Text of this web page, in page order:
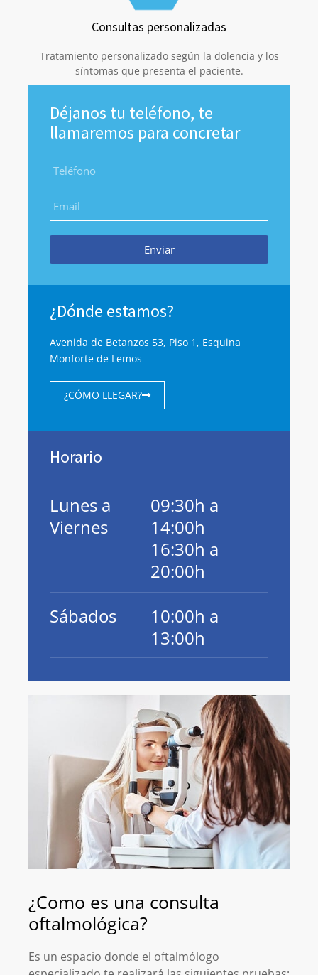
Consultas personalizadas
Tratamiento personalizado según la dolencia y los
síntomas que presenta el paciente.
Déjanos tu teléfono, te
llamaremos para concretar
Enviar
¿Dónde estamos?
Avenida de Betanzos 53, Piso 1, Esquina
Monforte de Lemos
¿CÓMO LLEGAR?
Horario
Lunes a
Viernes
09:30h a
14:00h
16:30h a
20:00h
Sábados
10:00h a
13:00h
¿Como es una consulta
oftalmológica?
Es un espacio donde el oftalmólogo